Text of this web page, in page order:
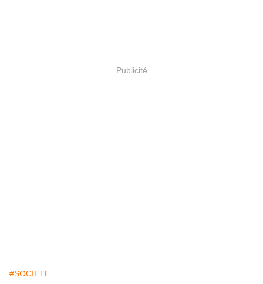
Publicité
#SOCIETE